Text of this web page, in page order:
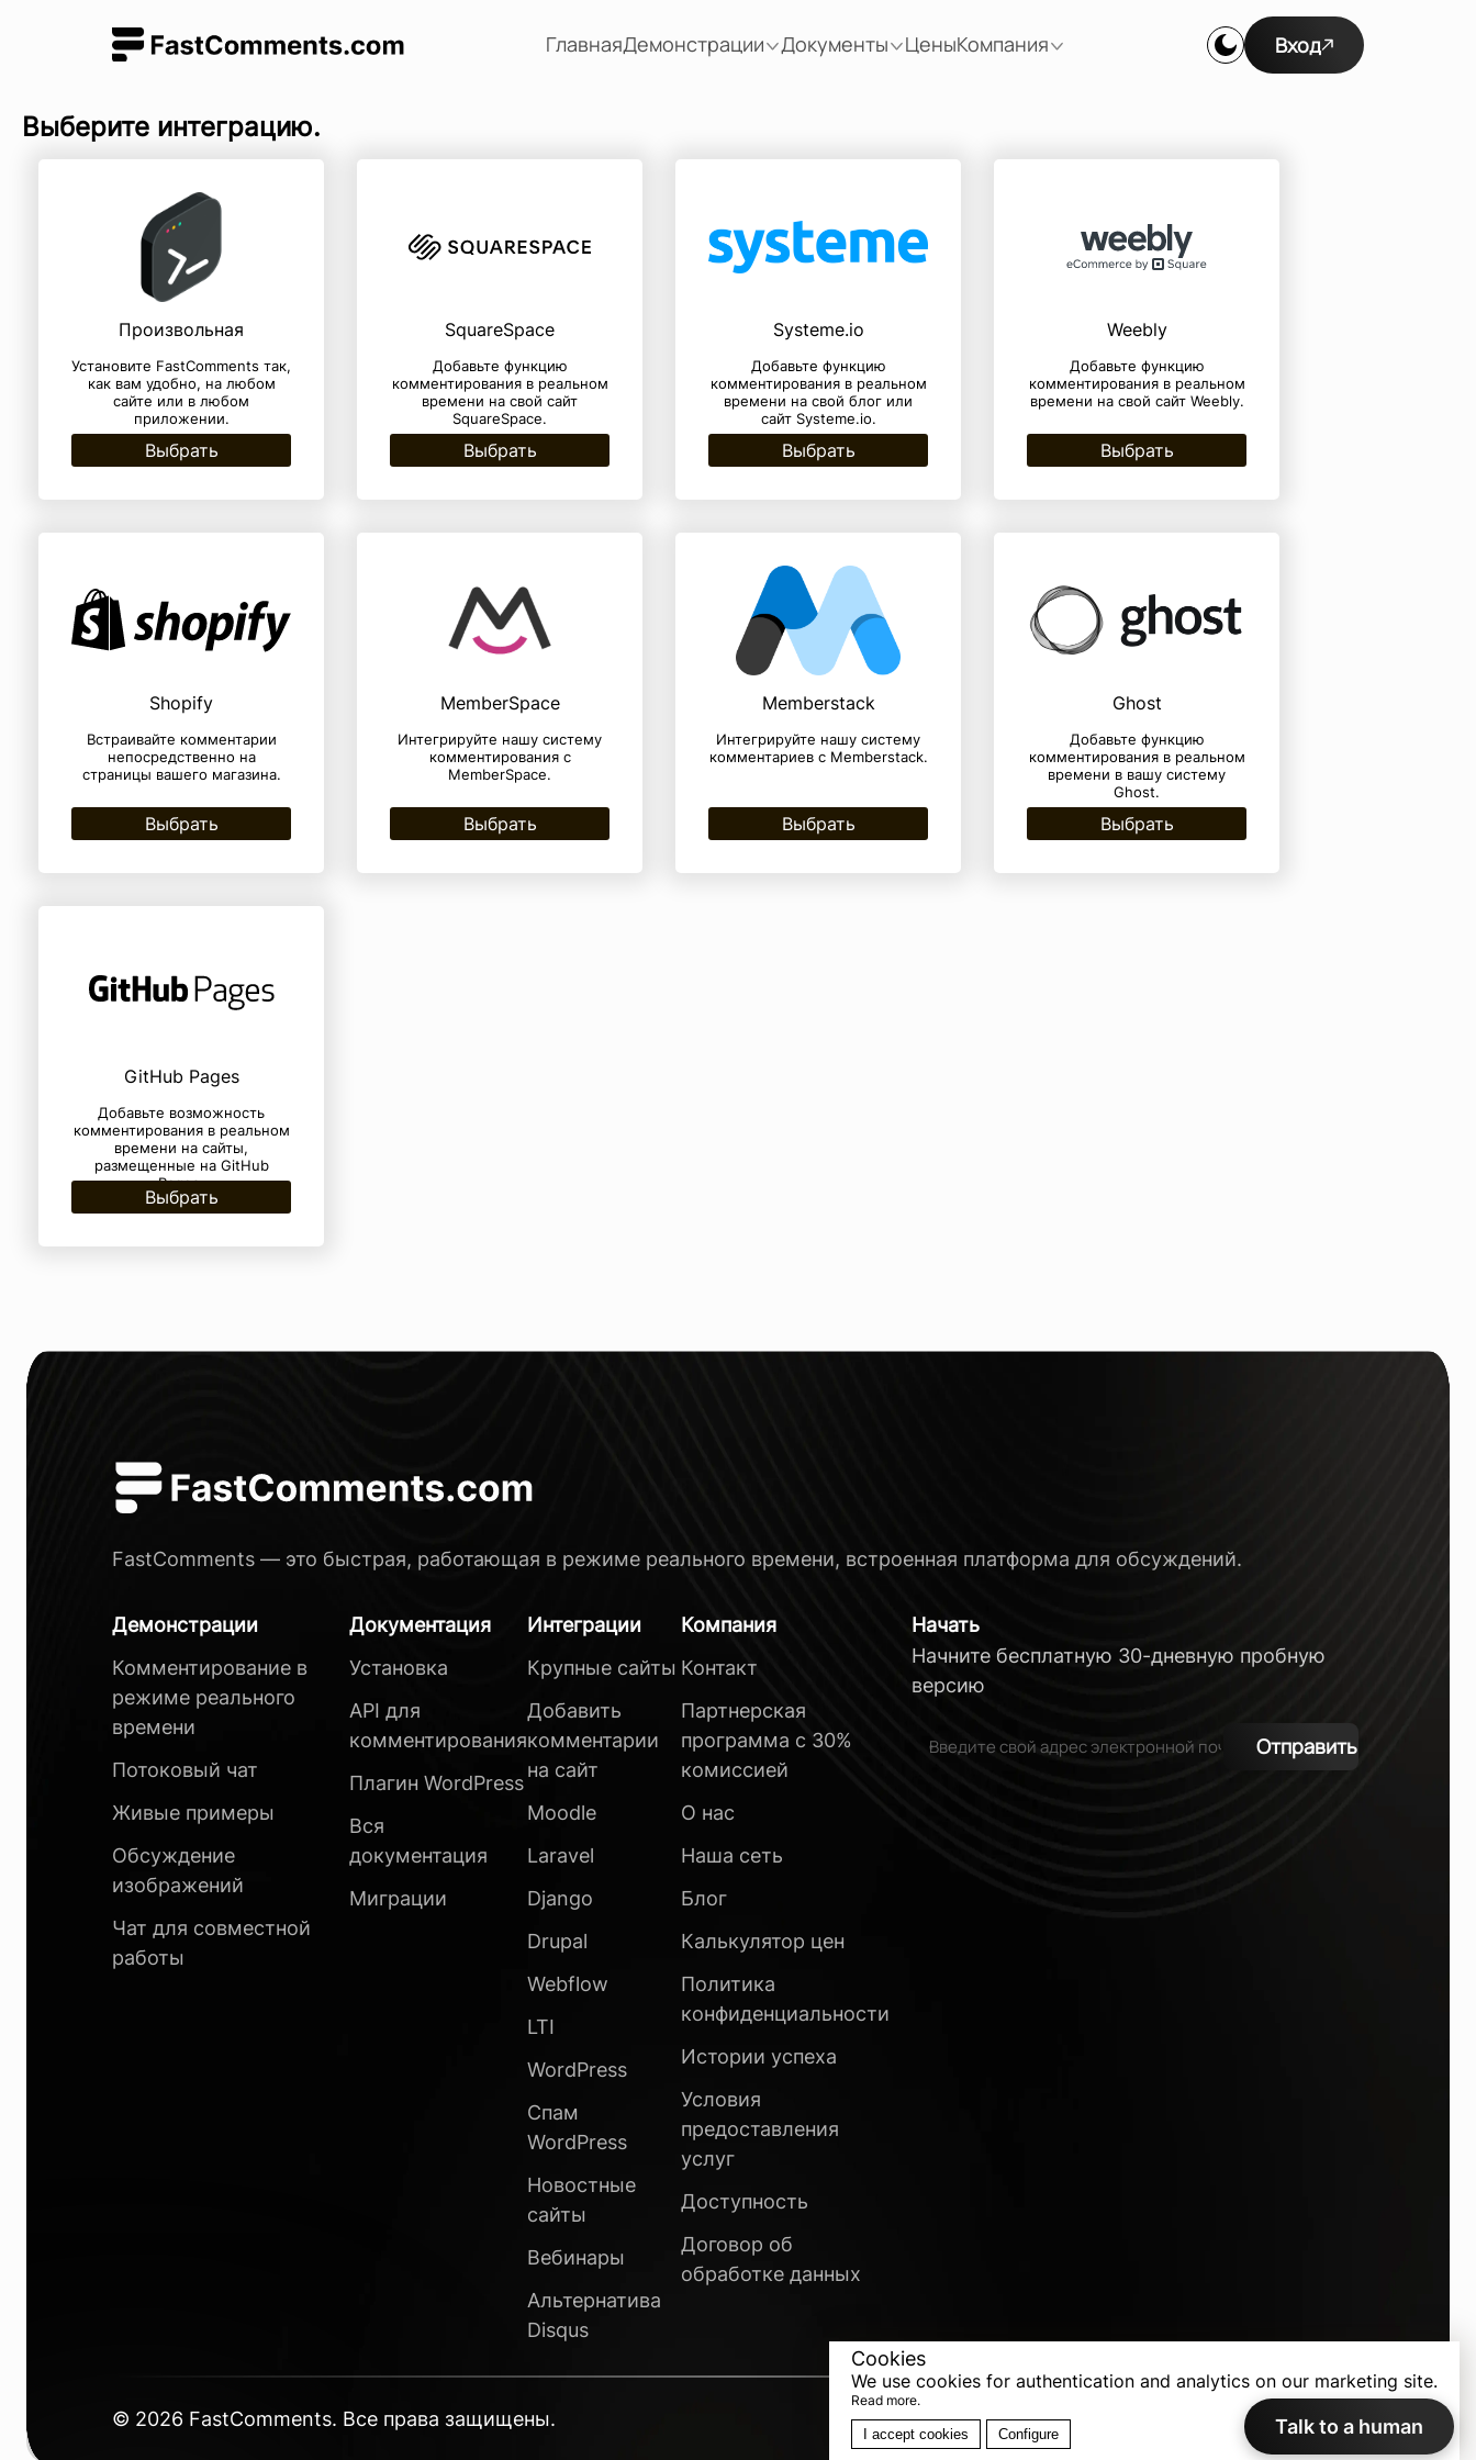
ГлавнаяДемонстрации Документы ЦеныКомпания Вход
Выберите интеграцию.
Произвольная
Установите FastComments так,
как вам удобно, на любом
сайте или в любом
приложении.
Выбрать
SquareSpace
Добавьте функцию
комментирования в реальном
времени на свой сайт
SquareSpace.
Выбрать
Systeme.io
Добавьте функцию
комментирования в реальном
времени на свой блог или
сайт Systeme.io.
Выбрать
Weebly
Добавьте функцию
комментирования в реальном
времени на свой сайт Weebly.
Выбрать
Shopify
Встраивайте комментарии
непосредственно на
страницы вашего магазина.
Выбрать
MemberSpace
Интегрируйте нашу систему
комментирования с
MemberSpace.
Выбрать
Memberstack
Интегрируйте нашу систему
комментариев с Memberstack.
Выбрать
Ghost
Добавьте функцию
комментирования в реальном
времени в вашу систему
Ghost.
Выбрать
GitHub Pages
Добавьте возможность
комментирования в реальном
времени на сайты,
размещенные на GitHub
Pages.
Выбрать
FastComments — это быстрая, работающая в режиме реального времени, встроенная платформа для обсуждений.
Демонстрации
Комментирование в
режиме реального
времени
Потоковый чат
Живые примеры
Обсуждение
изображений
Чат для совместной
работы
Документация
Установка
API для
комментирования
Плагин WordPress
Вся
документация
Миграции
Интеграции
Крупные сайты
Добавить
комментарии
на сайт
Moodle
Laravel
Django
Drupal
Webflow
LTI
WordPress
Спам
WordPress
Новостные
сайты
Вебинары
Альтернатива
Disqus
Компания
Контакт
Партнерская
программа с 30%
комиссией
О нас
Наша сеть
Блог
Калькулятор цен
Политика
конфиденциальности
Истории успеха
Условия
предоставления
услуг
Доступность
Договор об
обработке данных
Начать
Начните бесплатную 30-дневную пробную
версию
Отправить
© 2026 FastComments. Все права защищены.
Cookies
We use cookies for authentication and analytics on our marketing site.
Read more.
I accept cookies Configure Talk to a human